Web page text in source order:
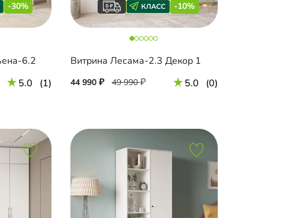
-30%
6.2
5.0 (1)
-10%
Витрина Лесама-2.3 Декор 1
44 990 49 990 5.0 (0)